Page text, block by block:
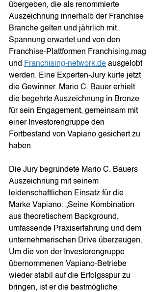
übergeben, die als renommierte
Auszeichnung innerhalb der Franchise
Branche gelten und jährlich mit
Spannung erwartet und von den
Franchise-Plattformen Franchising.mag
und Franchising-network.de ausgelobt
werden. Eine Experten-Jury kürte jetzt
die Gewinner. Mario C. Bauer erhielt
die begehrte Auszeichnung in Bronze
für sein Engagement, gemeinsam mit
einer Investorengruppe den
Fortbestand von Vapiano gesichert zu
haben.
Die Jury begründete Mario C. Bauers
Auszeichnung mit seinem
leidenschaftlichen Einsatz für die
Marke Vapiano: „Seine Kombination
aus theoretischem Background,
umfassende Praxiserfahrung und dem
unternehmerischen Drive überzeugen.
Um die von der Investorengruppe
übernommenen Vapiano-Betriebe
wieder stabil auf die Erfolgsspur zu
bringen, ist er die bestmögliche